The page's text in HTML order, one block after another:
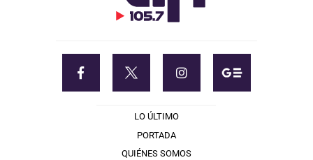
LO ÚLTIMO
PORTADA
QUIÉNES SOMOS